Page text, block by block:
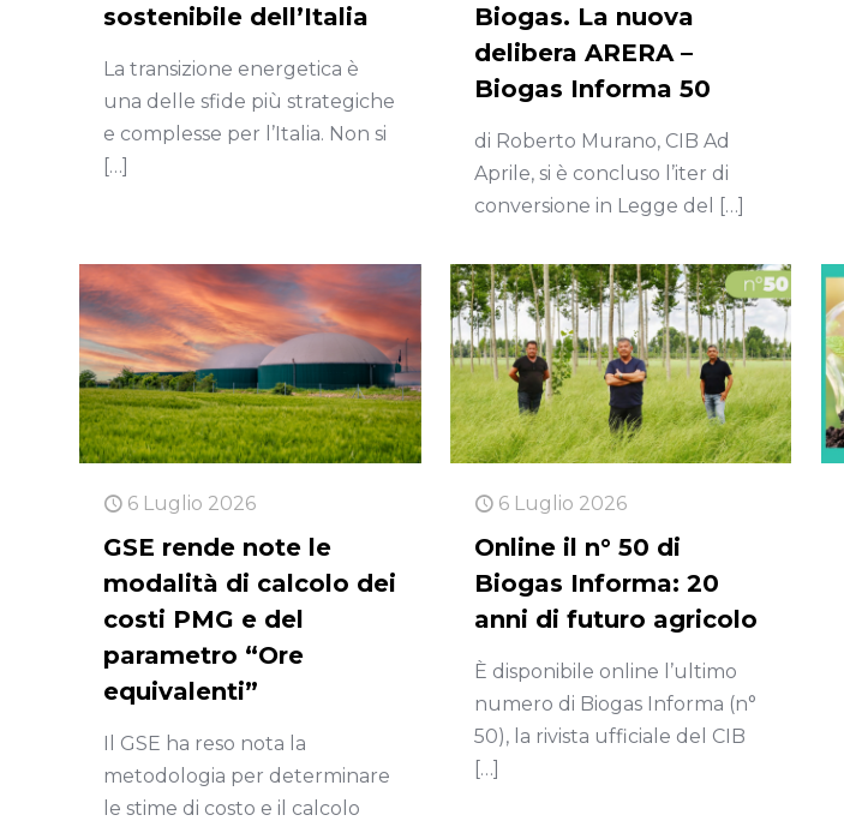
sostenibile dell’Italia
La transizione energetica è
una delle sfide più strategiche
e complesse per l’Italia. Non si
[…]
Biogas. La nuova
delibera ARERA –
Biogas Informa 50
di Roberto Murano, CIB Ad
Aprile, si è concluso l’iter di
conversione in Legge del
[…]
6 Luglio 2026
GSE rende note le
modalità di calcolo dei
costi PMG e del
parametro “Ore
equivalenti”
Il GSE ha reso nota la
metodologia per determinare
le stime di costo e il calcolo
6 Luglio 2026
Online il n° 50 di
Biogas Informa: 20
anni di futuro agricolo
È disponibile online l’ultimo
numero di Biogas Informa (n°
50), la rivista ufficiale del CIB
[…]